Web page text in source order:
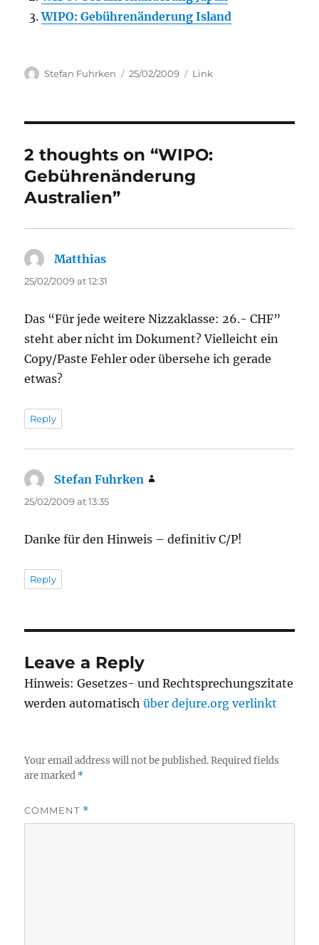
WIPO: Gebührenänderung Island
Author
Stefan Fuhrken
Posted
25/02/2009 Categories
Link
2 thoughts on “WIPO:
Gebührenänderung
Australien”
Matthias
25/02/2009 at 12:31
Das “Für jede weitere Nizzaklasse: 26.- CHF”
steht aber nicht im Dokument? Vielleicht ein
Copy/Paste Fehler oder übersehe ich gerade
etwas?
Reply
Stefan Fuhrken
25/02/2009 at 13:35
Danke für den Hinweis – definitiv C/P!
Reply
Leave a Reply
Hinweis: Gesetzes- und Rechtsprechungszitate
werden automatischüber dejure.org verlinkt
Your email address will not be published. Required fields
are marked *
COMMENT *